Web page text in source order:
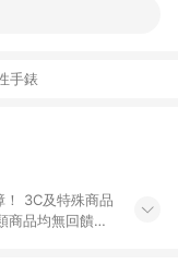
手錶
！ 3C及特殊商品